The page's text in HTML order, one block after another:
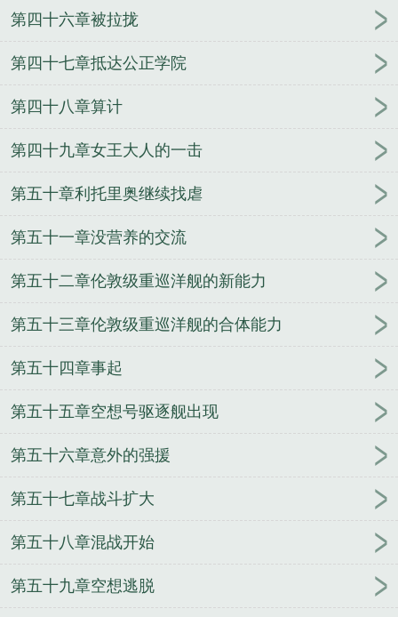
第四十六章被拉拢
第四十七章抵达公正学院
第四十八章算计
第四十九章女王大人的一击
第五十章利托里奥继续找虐
第五十一章没营养的交流
第五十二章伦敦级重巡洋舰的新能力
第五十三章伦敦级重巡洋舰的合体能力
第五十四章事起
第五十五章空想号驱逐舰出现
第五十六章意外的强援
第五十七章战斗扩大
第五十八章混战开始
第五十九章空想逃脱